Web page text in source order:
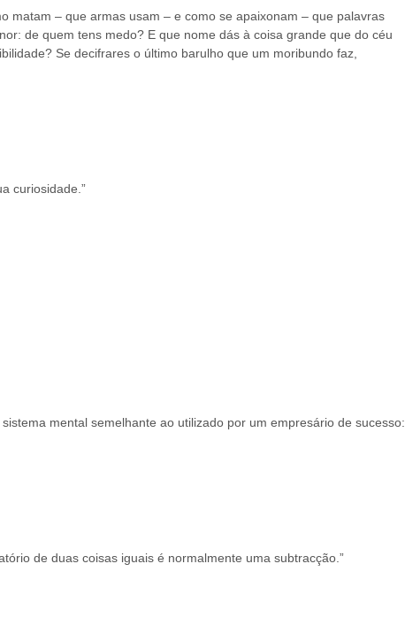
matam – que armas usam – e como se apaixonam – que palavras
de quem tens medo? E que nome dás à coisa grande que do céu
Se decifrares o último barulho que um moribundo faz,
curiosidade.”
mental semelhante ao utilizado por um empresário de sucesso:
de duas coisas iguais é normalmente uma subtracção.”